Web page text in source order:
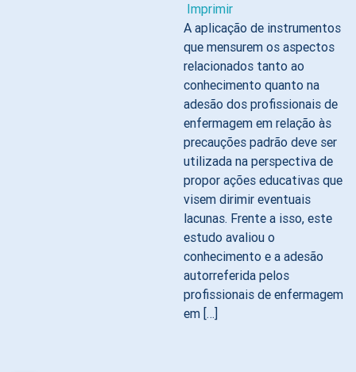
Imprimir
A aplicação de instrumentos
que mensurem os aspectos
relacionados tanto ao
conhecimento quanto na
adesão dos profissionais de
enfermagem em relação às
precauções padrão deve ser
utilizada na perspectiva de
propor ações educativas que
visem dirimir eventuais
lacunas. Frente a isso, este
estudo avaliou o
conhecimento e a adesão
autorreferida pelos
profissionais de enfermagem
em […]